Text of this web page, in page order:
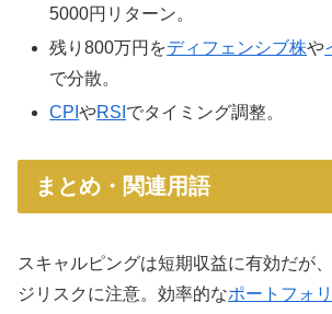
5000円リターン。
残り800万円をディフェンシブ株や
で分散。
CPIやRSI でタイミング調整。
まとめ・関連用語
スキャルピングは短期収益に有効だが
ジリスクに注意。効率的なポートフォ